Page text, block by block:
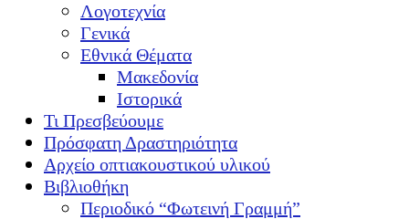
Λογοτεχνία
Γενικά
Εθνικά Θέματα
Μακεδονία
Ιστορικά
Τι Πρεσβεύουμε
Πρόσφατη Δραστηριότητα
Αρχείο οπτιακουστικού υλικού
Βιβλιοθήκη
Περιοδικό “Φωτεινή Γραμμή”